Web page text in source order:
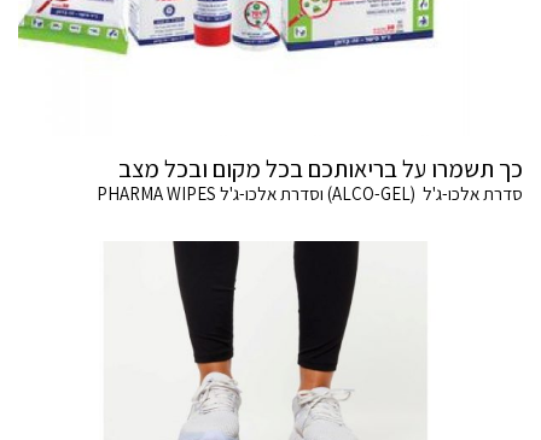
כך תשמרו על בריאותכם בכל מקום ובכל מצב
סדרת אלכו-ג'ל (ALCO-GEL) וסדרת אלכו-ג'ל PHARMA WIPES